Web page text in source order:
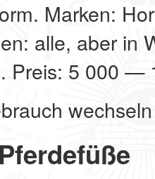
Marken:
alle, aber in
Preis: 5 000 —